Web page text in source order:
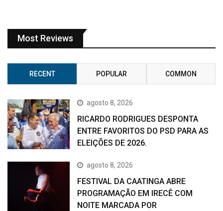
Most Reviews
RECENT POPULAR COMMON
agosto 8, 2026
RICARDO RODRIGUES DESPONTA
ENTRE FAVORITOS DO PSD PARA AS
ELEIÇÕES DE 2026.
agosto 8, 2026
FESTIVAL DA CAATINGA ABRE
PROGRAMAÇÃO EM IRECÊ COM
NOITE MARCADA POR